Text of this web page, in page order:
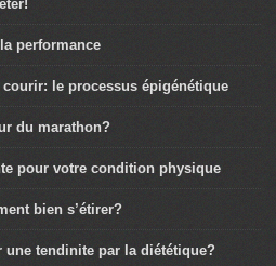
performance
le processus épigénétique
du marathon?
pour votre condition physique
bien s’étirer?
tendinite par la diététique?